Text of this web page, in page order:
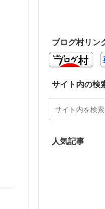
ブログ村リン
サイト内の検
人気記事